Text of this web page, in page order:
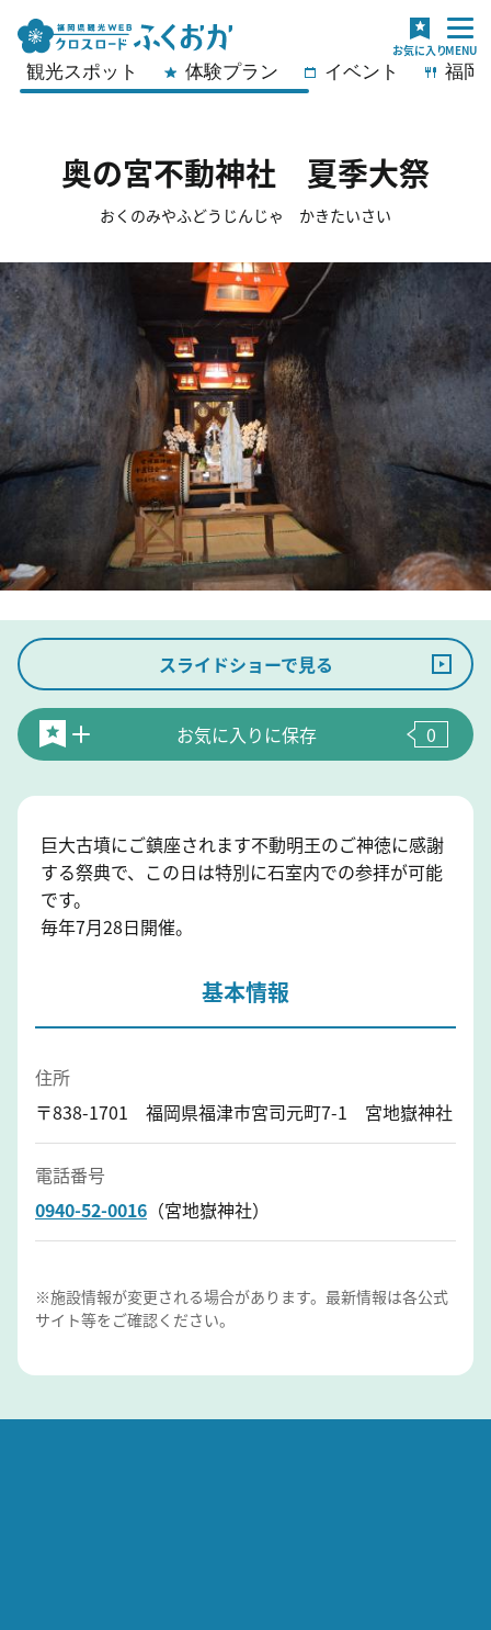
観光スポット 体験プラン イベント 福岡
奥の宮不動神社 夏季大祭
おくのみやふどうじんじゃ かきたいさい
スライドショーで見る
お気に入りに保存 0
巨大古墳にご鎮座されます不動明王のご神徳に感謝
する祭典で、この日は特別に石室内での参拝が可能
です。
毎年7月28日開催。
基本情報
住所
〒838-1701 福岡県福津市宮司元町7-1 宮地嶽神社
電話番号
0940-52-0016 （宮地嶽神社）
※施設情報が変更される場合があります。最新情報は各公式
サイト等をご確認ください。